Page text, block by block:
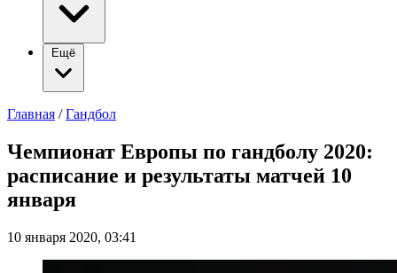
Ещё
Главная / Гандбол
Чемпионат Европы по гандболу 2020:
расписание и результаты матчей 10
января
10 января 2020, 03:41